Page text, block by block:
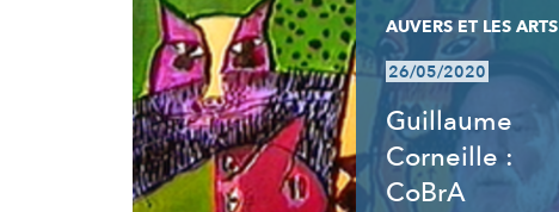
AUVERS ET LES ARTS
26/05/2020
Guillaume
Corneille :
CoBrA